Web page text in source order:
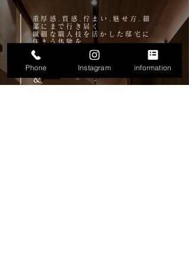
重厚感.質感.佇まい.魅せ方.細
部にまで行き届く
繊細な職人技を活かした 邸宅に
住まう体験を
ショールーム駒川展示場見学
＆
Phone Instagram information